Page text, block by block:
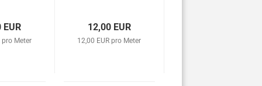
EUR
pro Meter
12,00 EUR
12,00 EUR pro Meter